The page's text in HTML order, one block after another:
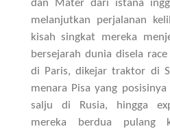
dan Mater dari istana
melanjutkan perjalanan
kisah singkat mereka
bersejarah dunia disela
di Paris, dikejar traktor di
menara Pisa yang
salju di Rusia, hingga
mereka berdua pulang